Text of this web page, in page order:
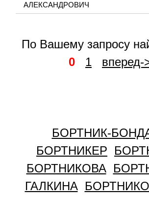
АЛЕКСАНДРОВИЧ
По Вашему запросу
0
1 вперед-
БОРТНИК-
БОРТНИКЕР
БОРТНИКОВА
ГАЛКИНА